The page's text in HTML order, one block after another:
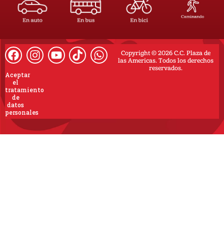
Copyright © 2026 C.C. Plaza de
las Americas. Todos los derechos
reservados.
Aceptar
el
tratamiento
de
datos
personales